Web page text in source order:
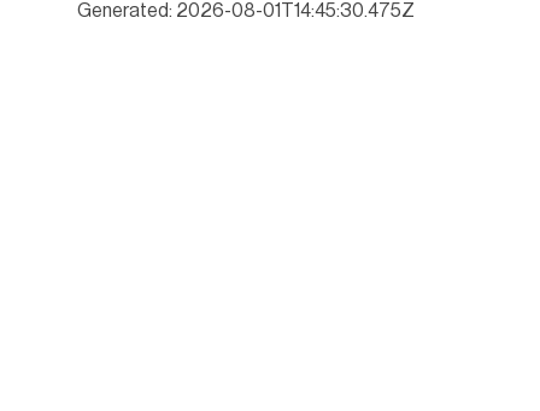
Generated: 2026-08-01T14:45:30.475Z